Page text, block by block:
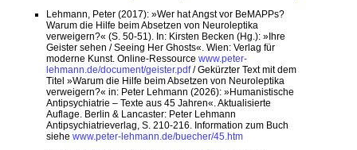
Lehmann, Peter (2017): »Wer hat Angst vor BeMAPPs?
Warum die Hilfe beim Absetzen von Neuroleptika
verweigern?« (S. 50-51). In: Kirsten Becken (Hg.): »Ihre
Geister sehen / Seeing Her Ghosts«. Wien: Verlag für
moderne Kunst. Online-Ressource www.peter-
lehmann.de/document/geister.pdf/ Gekürzter Text mit dem
Titel »Warum die Hilfe beim Absetzen von Neuroleptika
verweigern?« in: Peter Lehmann (2026): »Humanistische
Antipsychiatrie – Texte aus 45 Jahren«. Aktualisierte
Auflage. Berlin & Lancaster: Peter Lehmann
Antipsychiatrieverlag, S. 210-216. Information zum Buch
siehe www.peter-lehmann.de/buecher/45.htm